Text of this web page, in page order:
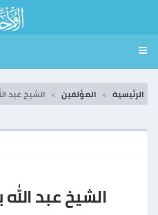
الرئيسية المؤلفين الشيخ عبد
الشيخ عبد